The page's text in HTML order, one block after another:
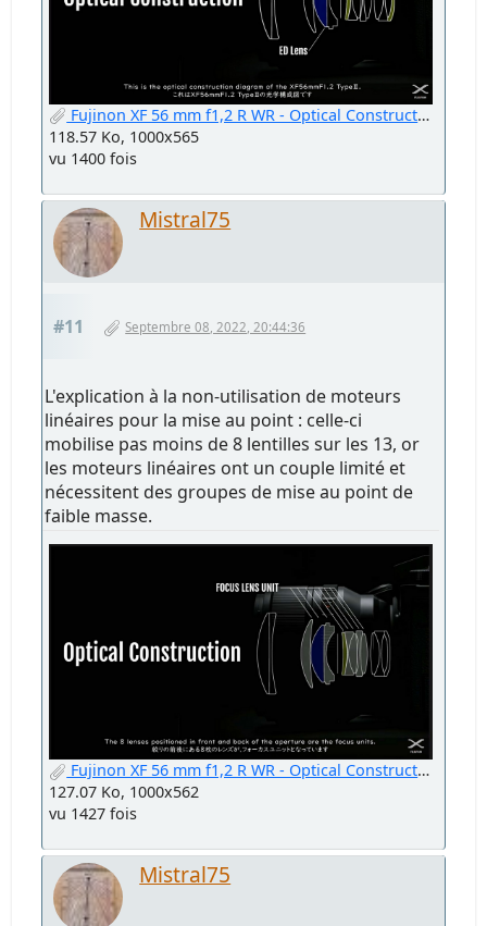
Fujinon XF 56 mm f1,2 R WR - Optical Construction.jpg
118.57 Ko, 1000x565
vu 1400 fois
Mistral75
#11 Septembre 08, 2022, 20:44:36
L'explication à la non-utilisation de moteurs
linéaires pour la mise au point : celle-ci
mobilise pas moins de 8 lentilles sur les 13, or
les moteurs linéaires ont un couple limité et
nécessitent des groupes de mise au point de
faible masse.
Fujinon XF 56 mm f1,2 R WR - Optical Construction - Focus Unit.jpg
127.07 Ko, 1000x562
vu 1427 fois
Mistral75